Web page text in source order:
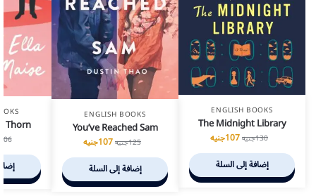
ENGLISH BOOKS
The Midnight Library
130جنيه107جنيه
إضافة إلى السلة
ENGLISH BOOKS
You’ve Reached Sam
125جنيه107جنيه
إضافة إلى السلة
Thorn